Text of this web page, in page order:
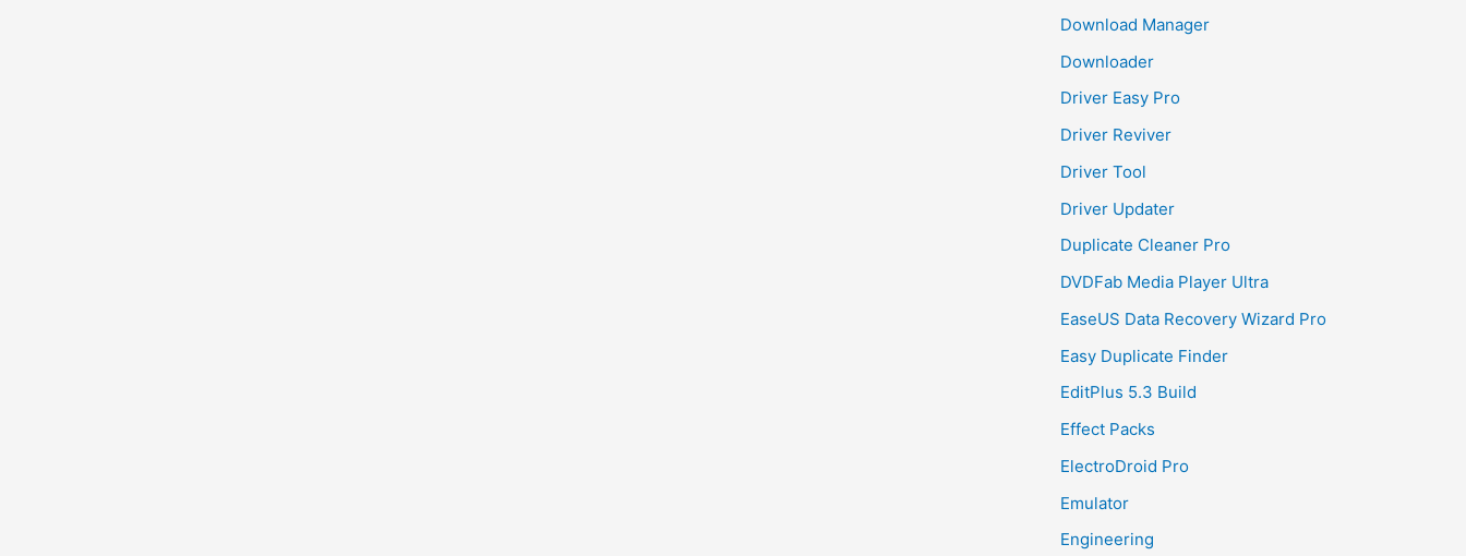
Download Manager
Downloader
Driver Easy Pro
Driver Reviver
Driver Tool
Driver Updater
Duplicate Cleaner Pro
DVDFab Media Player Ultra
EaseUS Data Recovery Wizard Pro
Easy Duplicate Finder
EditPlus 5.3 Build
Effect Packs
ElectroDroid Pro
Emulator
Engineering